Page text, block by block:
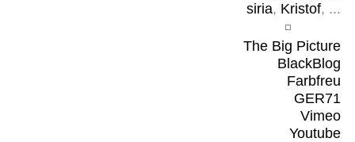
siria, Kristof, ...
The Big Picture
BlackBlog
Farbfreu
GER71
Vimeo
Youtube